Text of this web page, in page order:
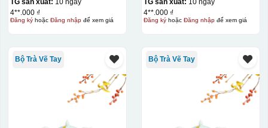
thêm tiền
TG sản xuất: 10 ngày
4**.000 ₫
Đăng kýhoặc Đăng nhậpđể xem giá
TG sản xuất: 10 ngày
4**.000 ₫
Đăng kýhoặc Đăng nhậpđể xem giá
Bộ Trà Vẽ Tay Bộ Trà Vẽ Tay